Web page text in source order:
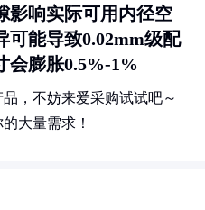
影响实际可用内径空
可能导致0.02mm级配
会膨胀0.5%-1%
，不妨来爱采购试试吧～
大量需求！